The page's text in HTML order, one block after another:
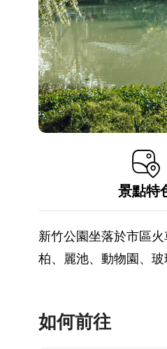
景點特
新竹公園坐落於市區
柏、麗池、動物園、
如何前往